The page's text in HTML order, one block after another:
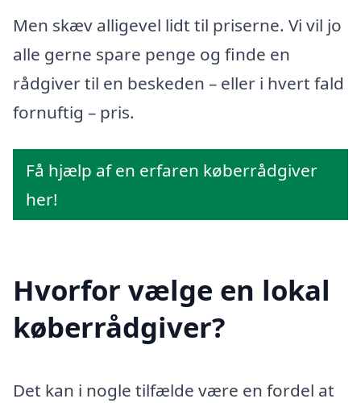
Men skæv alligevel lidt til priserne. Vi vil jo
alle gerne spare penge og finde en
rådgiver til en beskeden – eller i hvert fald
fornuftig – pris.
Få hjælp af en erfaren køberrådgiver
her!
Hvorfor vælge en lokal
køberrådgiver?
Det kan i nogle tilfælde være en fordel at